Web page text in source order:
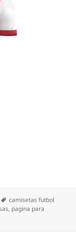
Etiquetas
camisetas futbol
, pagina para